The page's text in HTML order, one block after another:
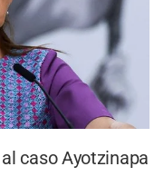
caso Ayotzinapa